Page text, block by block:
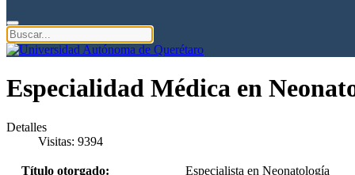
Especialidad Médica en
Detalles
Visitas: 9394
Título otorgado:
Especialista en Neonatología